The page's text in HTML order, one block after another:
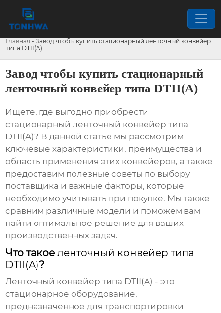
Главная - Завод чтобы купить стационарный ленточный конвейер
типа DTII(A)
Завод чтобы купить стационарный
ленточный конвейер типа DTII(A)
Ищете, где выгодно приобрести
стационарныйленточный конвейер типа
DTII(A)? В данной статье мы рассмотрим
ключевые характеристики, преимущества и
область применения этих конвейеров, а также
предоставим полезные советы по выбору
поставщика и важные факторы, которые
необходимо учитывать при покупке. Мы также
сравним различные модели и поможем вам
найти оптимальное решение для ваших
производственных задач.
Что такоеленточный конвейер типа
DTII(A)?
Ленточный конвейер типа DTII(A) - это
стационарное оборудование,
предназначенное для транспортировки